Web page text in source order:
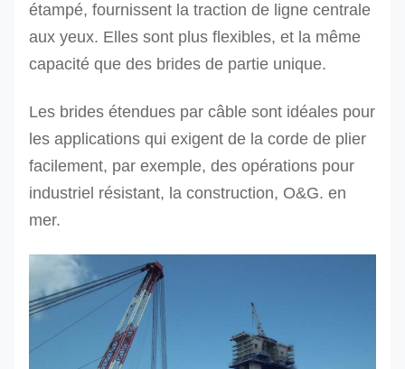
étampé, fournissent la traction de ligne centrale
aux yeux. Elles sont plus flexibles, et la même
capacité que des brides de partie unique.
Les brides étendues par câble sont idéales pour
les applications qui exigent de la corde de plier
facilement, par exemple, des opérations pour
industriel résistant, la construction, O&G. en
mer.